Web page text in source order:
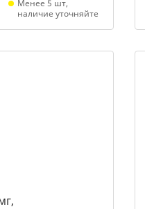
Менее 5 шт,
наличие уточняйте